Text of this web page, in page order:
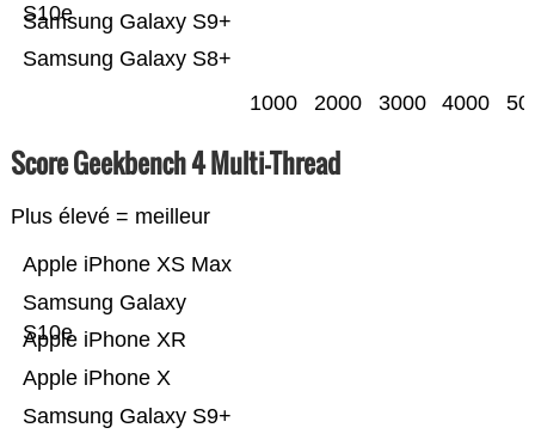
Samsung Galaxy S8+
Samsung Galaxy S9+
S10e
1000 2000 3000 4000
Score Geekbench 4 Multi-Thread
Plus élevé = meilleur
Samsung Galaxy S9+
Apple iPhone X
Apple iPhone XR
Samsung Galaxy
S10e
Apple iPhone XS Max